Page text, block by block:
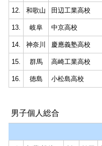
12. 和歌山 田辺工業高校
13. 岐阜 中京高校
14. 神奈川 慶應義塾高校
15. 群馬 高崎工業高校
16. 徳島 小松島高校
男子個人総合